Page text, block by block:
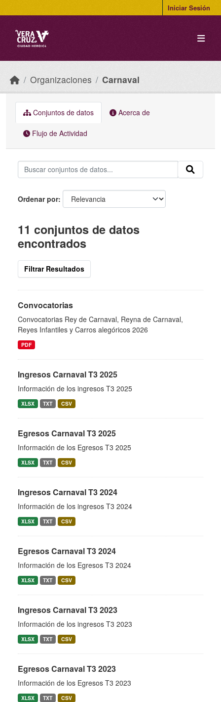
Iniciar Sesión
Organizaciones Carnaval
Conjuntos de datos Acerca de
Flujo de Actividad
Ordenar por
11 conjuntos de datos
encontrados
Filtrar Resultados
Convocatorias
Convocatorias Rey de Carnaval, Reyna de Carnaval,
Reyes Infantiles y Carros alegóricos 2026
PDF
Ingresos Carnaval T3 2025
Información de los ingresos T3 2025
XLSX TXT CSV
Egresos Carnaval T3 2025
Información de los Egresos T3 2025
XLSX TXT CSV
Ingresos Carnaval T3 2024
Información de los ingresos T3 2024
XLSX TXT CSV
Egresos Carnaval T3 2024
Información de los Egresos T3 2024
XLSX TXT CSV
Ingresos Carnaval T3 2023
Información de los ingresos T3 2023
XLSX TXT CSV
Egresos Carnaval T3 2023
Información de los Egresos T3 2023
XLSX TXT CSV